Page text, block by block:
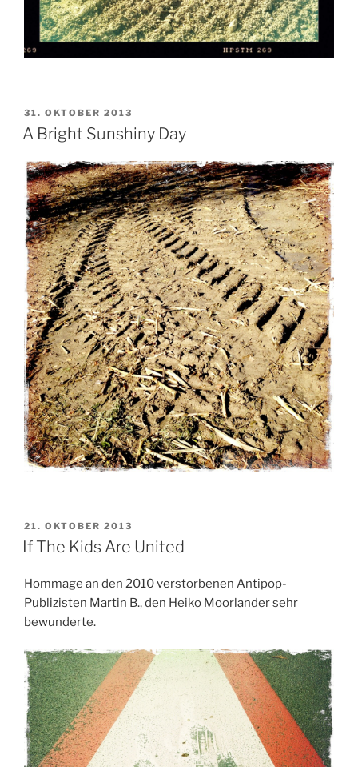
VERÖFFENTLICHT
AM
31. OKTOBER 2013
A Bright Sunshiny Day
VERÖFFENTLICHT
AM
21. OKTOBER 2013
If The Kids Are United
Hommage an den 2010 verstorbenen Antipop-
Publizisten Martin B., den Heiko Moorlander sehr
bewunderte.